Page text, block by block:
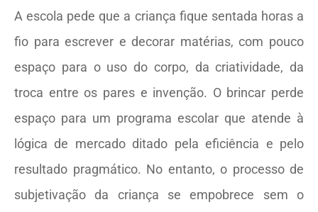
A escola pede que a criança fique sentada horas a
fio para escrever e decorar matérias, com pouco
espaço para o uso do corpo, da criatividade, da
troca entre os pares e invenção. O brincar perde
espaço para um programa escolar que atende à
lógica de mercado ditado pela eficiência e pelo
resultado pragmático. No entanto, o processo de
subjetivação da criança se empobrece sem o